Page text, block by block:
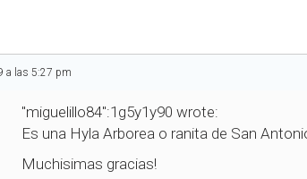
a las 5:27 pm
"miguelillo84":1g5y1y90 wrote:
Es una Hyla Arborea o ranita de San
Muchisimas gracias!